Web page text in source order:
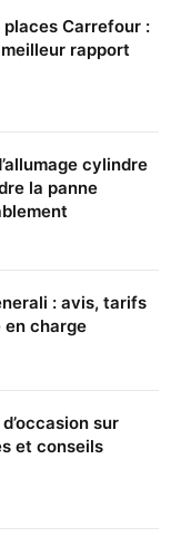
Carrefour :
rapport
cylindre
la panne
: avis, tarifs
en charge
sur
et conseils